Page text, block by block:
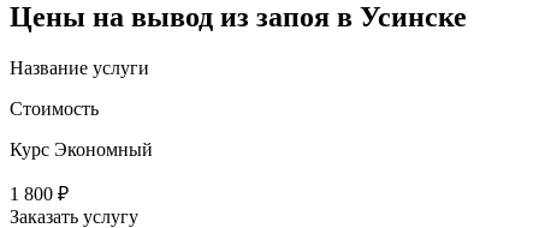
Цены на вывод из запоя в Усинске
Название услуги
Стоимость
Курс Экономный
1 800 ₽
Заказать услугу